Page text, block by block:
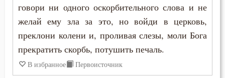
Гость
Грех
Девство
Иустин (Попович)
Иустин Философ
Каллист Ангеликуд
говори ни одного оскорбительного слова и не
желай ему зла за это, но войди в церковь,
преклони колени и, проливая слезы, моли Бога
прекратить скорбь, потушить печаль.
В избранное Первоисточник